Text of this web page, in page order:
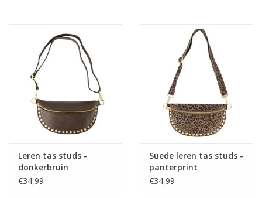
Accessoires
Home deco
Herensokken
Leren tas studs -
donkerbruin
€34,99
Suede leren tas studs -
panterprint
€34,99